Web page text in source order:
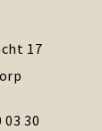
17
03 30